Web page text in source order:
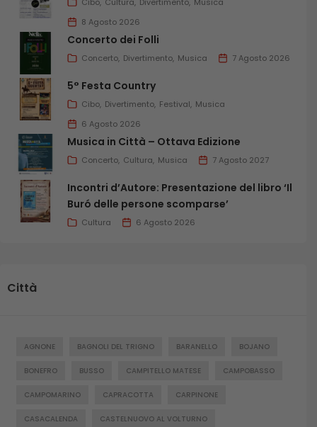
8 Agosto 2026
Concerto dei Folli
Concerto Divertimento Musica 7 Agosto 2026
5° Festa Country
Cibo Divertimento Festival Musica
6 Agosto 2026
Musica in Città – Ottava Edizione
Concerto Cultura Musica 7 Agosto 2027
Incontri d’Autore: Presentazione del libro ‘Il
Buró delle persone scomparse’
Cultura 6 Agosto 2026
Città
AGNONE BAGNOLI DEL TRIGNO BARANELLO BOJANO
BONEFRO BUSSO CAMPITELLO MATESE CAMPOBASSO
CAMPOMARINO CAPRACOTTA CARPINONE
CASACALENDA CASTELNUOVO AL VOLTURNO